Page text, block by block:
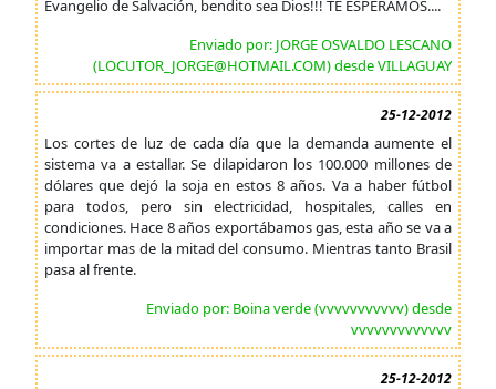
Evangelio de Salvación, bendito sea Dios!!! TE ESPERAMOS....
Enviado por: JORGE OSVALDO LESCANO
(LOCUTOR_JORGE@HOTMAIL.COM) desde VILLAGUAY
25-12-2012
Los cortes de luz de cada día que la demanda aumente el
sistema va a estallar. Se dilapidaron los 100.000 millones de
dólares que dejó la soja en estos 8 años. Va a haber fútbol
para todos, pero sin electricidad, hospitales, calles en
condiciones. Hace 8 años exportábamos gas, esta año se va a
importar mas de la mitad del consumo. Mientras tanto Brasil
pasa al frente.
Enviado por: Boina verde (vvvvvvvvvvv) desde
vvvvvvvvvvvvv
25-12-2012